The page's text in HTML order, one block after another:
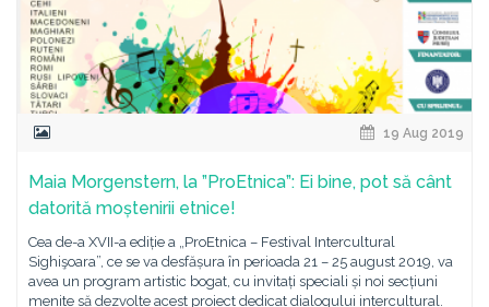
19 Aug 2019
Maia Morgenstern, la ”ProEtnica”: Ei bine, pot să cânt
datorită moștenirii etnice!
Cea de-a XVII-a ediție a „ProEtnica – Festival Intercultural
Sighişoara”, ce se va desfășura în perioada 21 – 25 august 2019, va
avea un program artistic bogat, cu invitați speciali și noi secțiuni
menite să dezvolte acest proiect dedicat dialogului intercultural.